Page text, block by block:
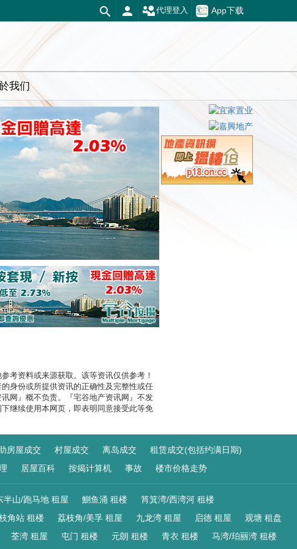
App下载
代理登入
我们
考资料或来源获取。该等资讯仅供参考！
身份或所提供资讯的正确性及完整性或任
网』概不负责。『宅谷地产资讯网』不发
继续使用本网页，即表明同意接受此等免
房屋成交 村屋成交 离岛成交
租赁成交(包括约满日期)
居屋百科 按揭计算机 事故 楼市价格走势
半山/跑马地 租屋 鰂鱼涌 租楼
筲箕湾/西湾河 租楼
角站 租楼 荔枝角/美孚 租屋 九龙湾 租屋 启德 租屋
观塘 租盘
荃湾 租屋 屯门 租楼 元朗 租楼 青衣 租楼 马湾/珀丽湾 租楼